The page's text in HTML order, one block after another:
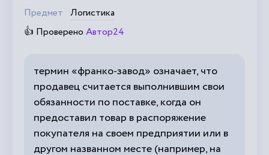
Предмет Логистика
👍 Проверено Автор24
термин «франко-завод» означает, что
продавец считается выполнившим свои
обязанности по поставке, когда он
предоставил товар в распоряжение
покупателя на своем предприятии или в
другом названном месте (например, на